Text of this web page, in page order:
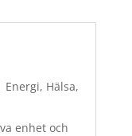
Energi, Hälsa,
enhet och